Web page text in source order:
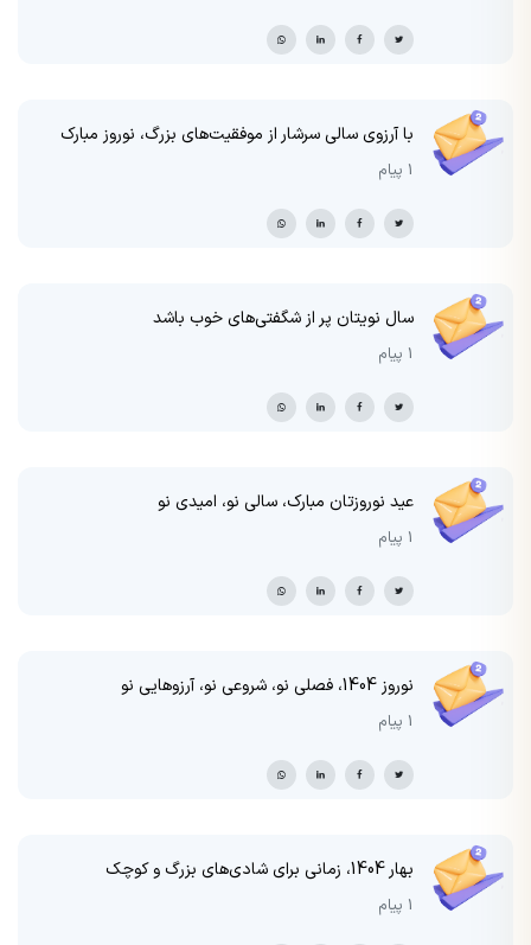
با آرزوی سالی سرشار از موفقیت‌های بزرگ، نوروز مبارک
1 پیام
سال نویتان پر از شگفتی‌های خوب باشد
1 پیام
عید نوروزتان مبارک، سالی نو، امیدی نو
1 پیام
نوروز 1404، فصلی نو، شروعی نو، آرزوهایی نو
1 پیام
بهار 1404، زمانی برای شادی‌های بزرگ و کوچک
1 پیام